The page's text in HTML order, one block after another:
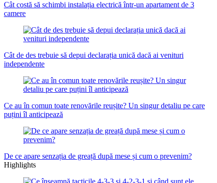
Cât costă să schimbi instalația electrică într-un apartament de 3
camere
Cât de des trebuie să depui declarația unică dacă ai venituri
independente
Ce au în comun toate renovările reușite? Un singur detaliu pe care
puțini îl anticipează
De ce apare senzația de greață după mese și cum o prevenim?
Highlights